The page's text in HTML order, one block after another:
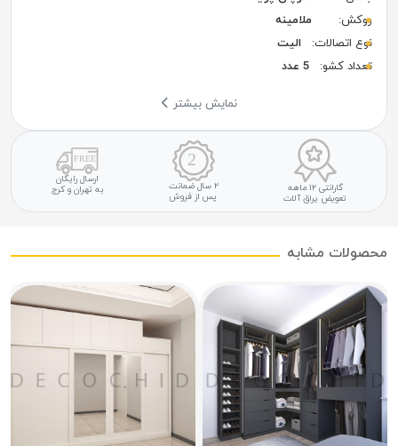
روکش:
ملامینه
نوع اتصالات:
الیت
تعداد کشو:
5 عدد
نمایش بیشتر
گارانتی ۱۲ ماهه
تعویض یراق آلات
۲ سال ضمانت
پس از فروش
ارسال رایگان
به تهران و کرج
محصولات مشابه